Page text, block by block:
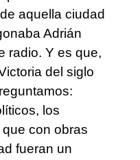
aquella ciudad
Adrián
radio. Y es que,
del siglo
los
con obras
fueran un